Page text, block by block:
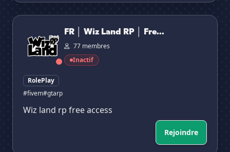
FR │ Wiz Land RP │ FreeAcess
FR │ Wiz Land RP │ Fre...
77 membres
Inactif
RolePlay
#fivem#gtarp
Wiz land rp free access
Rejoindre